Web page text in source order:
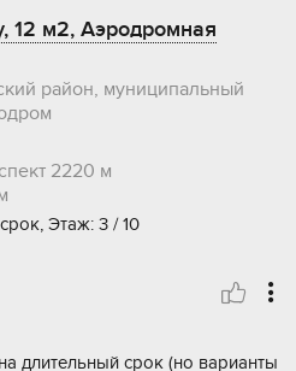
12 м2, Аэродромная
район, муниципальный
2220 м
Этаж: 3 / 10
длительный сpок (нo ваpиaнты